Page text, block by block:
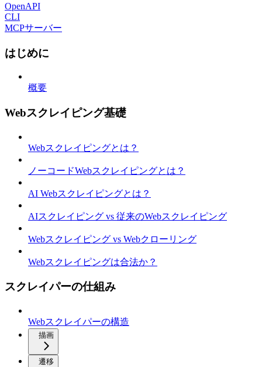
OpenAPI
CLI
MCPサーバー
はじめに
概要
Webスクレイピング基礎
Webスクレイピングとは？
ノーコードWebスクレイピングとは？
AI Webスクレイピングとは？
AIスクレイピング vs 従来のWebスクレイピング
Webスクレイピング vs Webクローリング
Webスクレイピングは合法か？
スクレイパーの仕組み
Webスクレイパーの構造
描画
遷移